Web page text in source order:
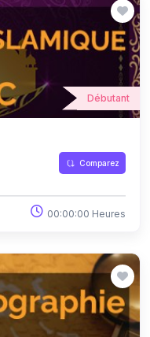
Débutant
Comparez
00:00:00 Heures